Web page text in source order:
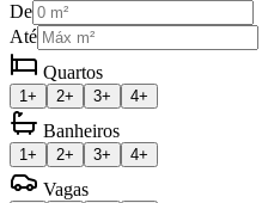
De
Até
Quartos
1+ 2+ 3+ 4+
Banheiros
1+ 2+ 3+ 4+
Vagas